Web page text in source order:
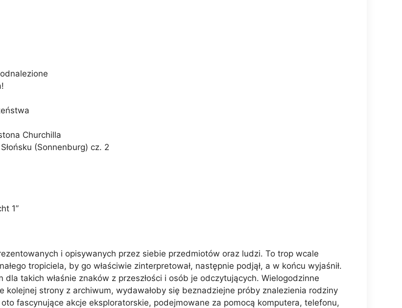
Churchilla
(Sonnenburg) cz. 2
1”
i opisywanych przez siebie przedmiotów oraz ludzi. To trop wcale
tropiciela, by go właściwie zinterpretował, następnie podjął, a w końcu wyjaśnił.
takich właśnie znaków z przeszłości i osób je odczytujących. Wielogodzinne
kolejnej strony z archiwum, wydawałoby się beznadziejne próby znalezienia rodziny
fascynujące akcje eksploratorskie, podejmowane za pomocą komputera, telefonu,